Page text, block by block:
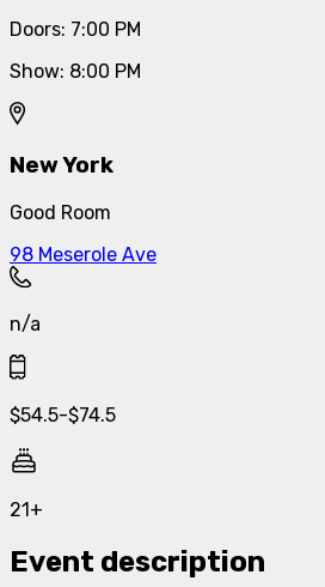
Doors: 7:00 PM
Show: 8:00 PM
New York
Good Room
98 Meserole Ave
n/a
$54.5-$74.5
21+
Event description